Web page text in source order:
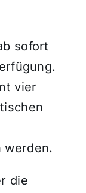
sofort
vier
werden.
die